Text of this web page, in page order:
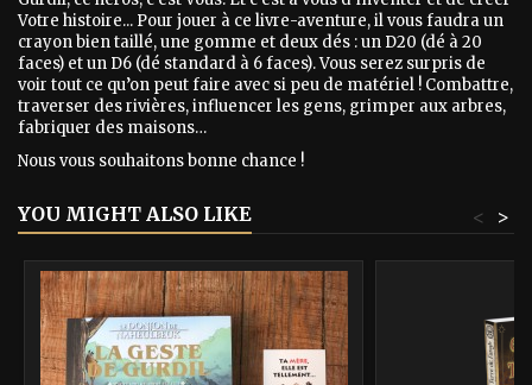
Votre histoire... Pour jouer à ce livre-aventure, il vous faudra un
crayon bien taillé, une gomme et deux dés : un D20 (dé à 20
faces) et un D6 (dé standard à 6 faces). Vous serez surpris de
voir tout ce qu’on peut faire avec si peu de matériel ! Combattre,
traverser des rivières, influencer les gens, grimper aux arbres,
fabriquer des maisons…
Nous vous souhaitons bonne chance !
YOU MIGHT ALSO LIKE >
<